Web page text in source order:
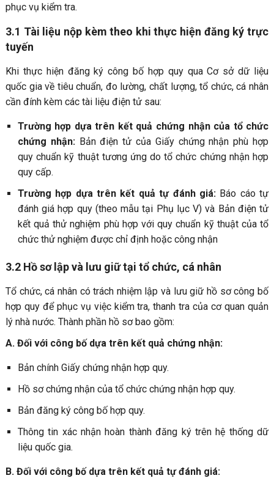
phục vụ kiểm tra.
3.1 Tài liệu nộp kèm theo khi thực hiện đăng ký trực
tuyến
Khi thực hiện đăng ký công bố hợp quy qua Cơ sở dữ liệu
quốc gia về tiêu chuẩn, đo lường, chất lượng, tổ chức, cá nhân
cần đính kèm các tài liệu điện tử sau:
Trường hợp dựa trên kết quả chứng nhận của tổ chức
chứng nhận:Bản điện tử của Giấy chứng nhận phù hợp
quy chuẩn kỹ thuật tương ứng do tổ chức chứng nhận hợp
quy cấp.
Trường hợp dựa trên kết quả tự đánh giá:Báo cáo tự
đánh giá hợp quy (theo mẫu tại Phụ lục V) và Bản điện tử
kết quả thử nghiệm phù hợp với quy chuẩn kỹ thuật của tổ
chức thử nghiệm được chỉ định hoặc công nhận
3.2 Hồ sơ lập và lưu giữ tại tổ chức, cá nhân
Tổ chức, cá nhân có trách nhiệm lập và lưu giữ hồ sơ công bố
hợp quy để phục vụ việc kiểm tra, thanh tra của cơ quan quản
lý nhà nước. Thành phần hồ sơ bao gồm:
A. Đối với công bố dựa trên kết quả chứng nhận:
Bản chính Giấy chứng nhận hợp quy.
Hồ sơ chứng nhận của tổ chức chứng nhận hợp quy.
Bản đăng ký công bố hợp quy.
Thông tin xác nhận hoàn thành đăng ký trên hệ thống dữ
liệu quốc gia.
B. Đối với công bố dựa trên kết quả tự đánh giá: